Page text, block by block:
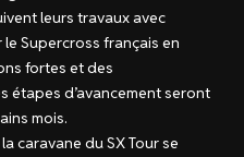
leurs travaux avec
Supercross français en
fortes et des
étapes d’avancement seront
mois.
caravane du SX Tour se